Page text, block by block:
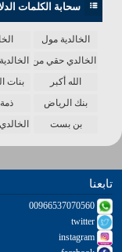
سحابة الكلمات
الخالدية مول
الخالدي حقي من الدنيا
الله أكبر
بنات
بنك الرياض
ذمة
بن بست
تابعنا